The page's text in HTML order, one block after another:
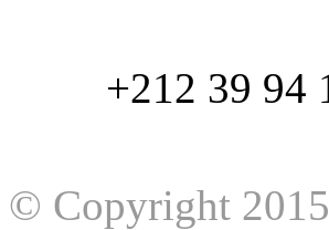
هاتف : 90/88 32 94 39 212+ فاكس : 11 19 94 39 212+
© Copyright 2015